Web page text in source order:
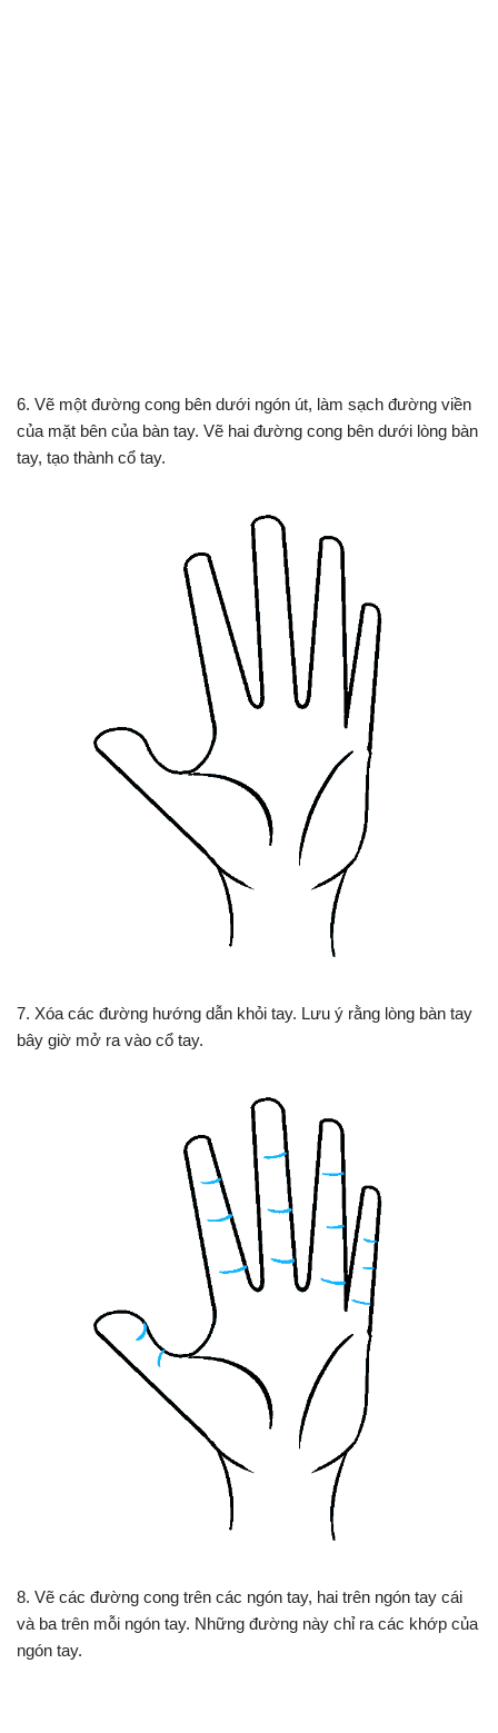
6. Vẽ một đường cong bên dưới ngón út, làm sạch đường viền
của mặt bên của bàn tay. Vẽ hai đường cong bên dưới lòng bàn
tay, tạo thành cổ tay.
7. Xóa các đường hướng dẫn khỏi tay. Lưu ý rằng lòng bàn tay
bây giờ mở ra vào cổ tay.
8. Vẽ các đường cong trên các ngón tay, hai trên ngón tay cái
và ba trên mỗi ngón tay. Những đường này chỉ ra các khớp của
ngón tay.